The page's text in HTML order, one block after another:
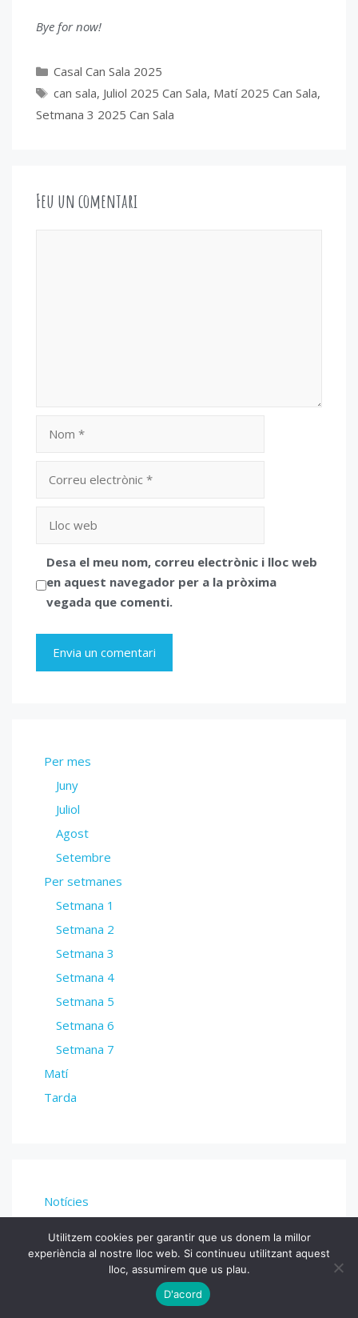
Bye for now!
Categories
Casal Can Sala 2025
Etiquetes
can sala, Juliol 2025 Can Sala, Matí 2025 Can Sala,
Setmana 3 2025 Can Sala
Feu un comentari
electrònic
web
Desa el meu nom, correu electrònic i lloc web
en aquest navegador per a la pròxima
vegada que comenti.
Per mes
Juny
Juliol
Agost
Setembre
Per setmanes
Setmana 1
Setmana 2
Setmana 3
Setmana 4
Setmana 5
Setmana 6
Setmana 7
Matí
Tarda
Notícies
Utilitzem cookies per garantir que us donem la millor
experiència al nostre lloc web. Si continueu utilitzant aquest
lloc, assumirem que us plau.
D'acord